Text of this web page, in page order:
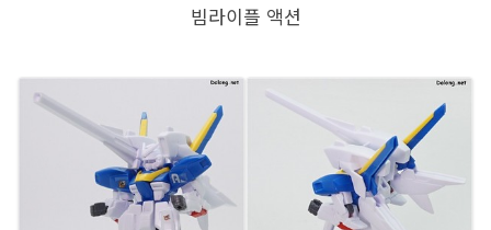
빔라이플 액션